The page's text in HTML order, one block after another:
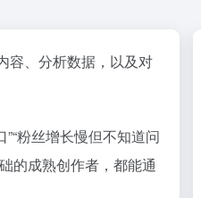
容、分析数据，以及对
粉丝增长慢但不知道问
的成熟创作者，都能通